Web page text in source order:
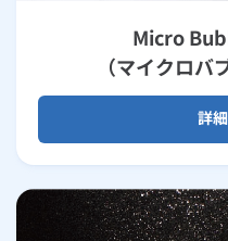
Micro
（マイクロバ
詳